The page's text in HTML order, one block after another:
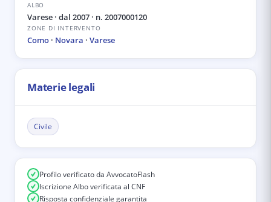
ALBO
Varese · dal 2007 · n. 2007000120
ZONE DI INTERVENTO
Como · Novara · Varese
Materie legali
Civile
Profilo verificato da AvvocatoFlash
Iscrizione Albo verificata al CNF
Risposta confidenziale garantita